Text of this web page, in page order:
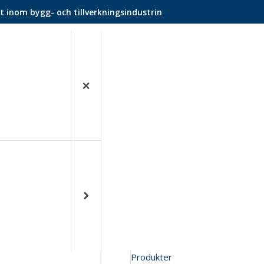
inom bygg- och tillverkningsindustrin
Produkter